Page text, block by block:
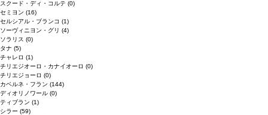
スクード・ディ・コルテ (0)
セミヨン (16)
セルシアル・ブランコ (1)
ソーヴィニヨン・グリ (4)
ソラリス (0)
タナ (5)
チャレロ (1)
チリエジオーロ・カナイオーロ (0)
チリエジョーロ (0)
カベルネ・フラン (144)
ディオリノワール (0)
ティブラン (1)
シラー (59)